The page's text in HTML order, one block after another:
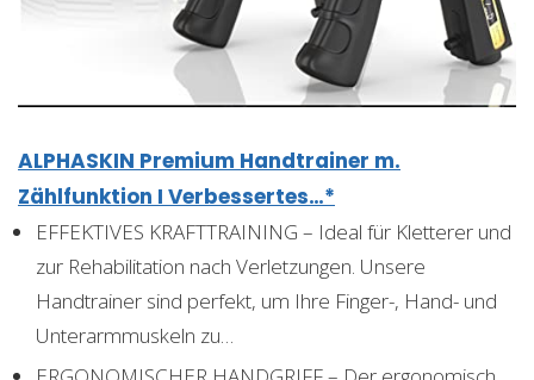
ALPHASKIN Premium Handtrainer m.
Zählfunktion I Verbessertes…*
EFFEKTIVES KRAFTTRAINING – Ideal für Kletterer und
zur Rehabilitation nach Verletzungen. Unsere
Handtrainer sind perfekt, um Ihre Finger-, Hand- und
Unterarmmuskeln zu…